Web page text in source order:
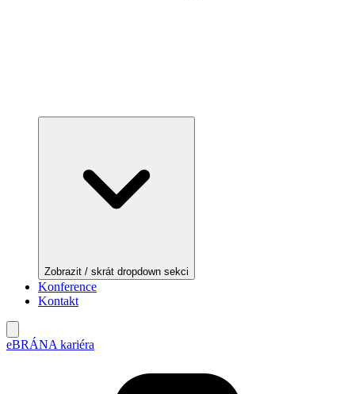
Zobrazit / skrát dropdown sekci
Konference
Kontakt
eBRÁNA kariéra